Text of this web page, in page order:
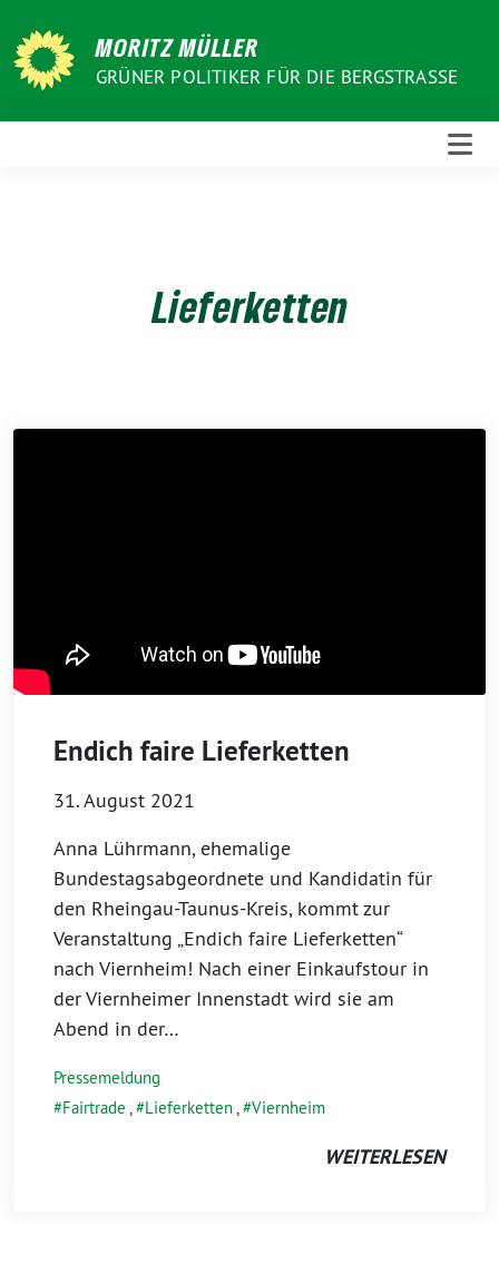
zum
Inhalt
MORITZ MÜLLER
GRÜNER POLITIKER FÜR DIE BERGSTRASSE
Lieferketten
Endich faire Lieferketten
31. August 2021
Anna Lührmann, ehemalige
Bundestagsabgeordnete und Kandidatin für
den Rheingau-Taunus-Kreis, kommt zur
Veranstaltung „Endich faire Lieferketten“
nach Viernheim! Nach einer Einkaufstour in
der Viernheimer Innenstadt wird sie am
Abend in der…
Pressemeldung
Fairtrade , Lieferketten, Viernheim
WEITERLESEN